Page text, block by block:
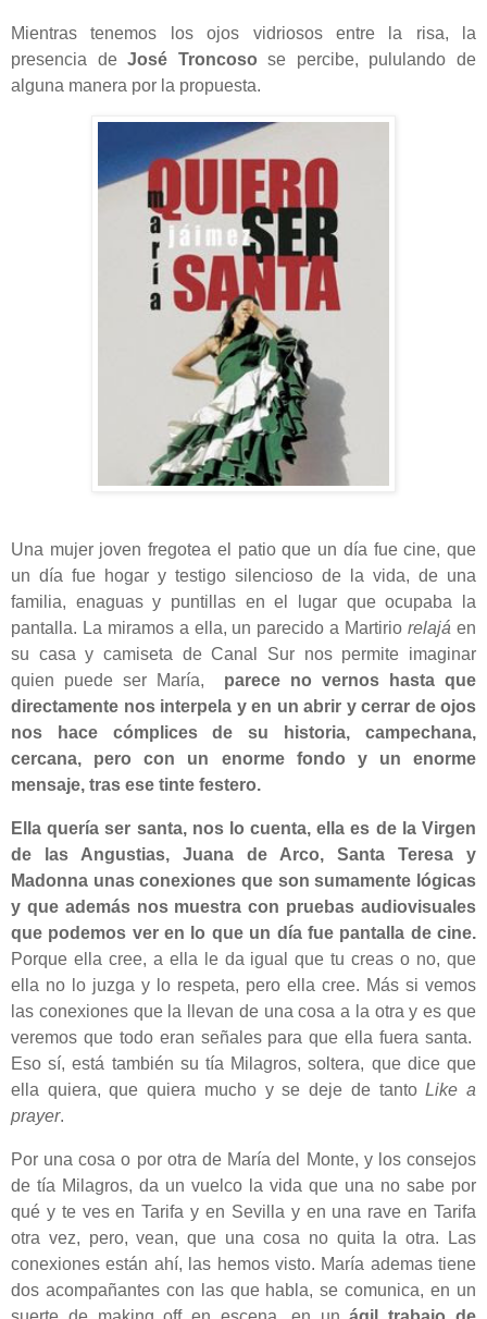
Mientras tenemos los ojos vidriosos entre la risa, la
presencia deJosé Troncoso se percibe, pululando de
alguna manera por la propuesta.
Una mujer joven fregotea el patio que un día fue cine, que
un día fue hogar y testigo silencioso de la vida, de una
familia, enaguas y puntillas en el lugar que ocupaba la
pantalla. La miramos a ella, un parecido a Martiriorelajá en
su casa y camiseta de Canal Sur nos permite imaginar
quien puede ser María,
parece no vernos hasta que
directamente nos interpela y en un abrir y cerrar de ojos
nos hace cómplices de su historia, campechana,
cercana, pero con un enorme fondo y un enorme
mensaje, tras ese tinte festero.
Ella quería ser santa, nos lo cuenta, ella es de la Virgen
de las Angustias, Juana de Arco, Santa Teresa y
Madonna unas conexiones que son sumamente lógicas
y que además nos muestra con pruebas audiovisuales
que podemos ver en lo que un día fue pantalla de cine.
Porque ella cree, a ella le da igual que tu creas o no, que
ella no lo juzga y lo respeta, pero ella cree. Más si vemos
las conexiones que la llevan de una cosa a la otra y es que
veremos que todo eran señales para que ella fuera santa.
Eso sí, está también su tía Milagros, soltera, que dice que
ella quiera, que quiera mucho y se deje de tantoLike a
prayer.
Por una cosa o por otra de María del Monte, y los consejos
de tía Milagros, da un vuelco la vida que una no sabe por
qué y te ves en Tarifa y en Sevilla y en una rave en Tarifa
otra vez, pero, vean, que una cosa no quita la otra. Las
conexiones están ahí, las hemos visto. María ademas tiene
dos acompañantes con las que habla, se comunica, en un